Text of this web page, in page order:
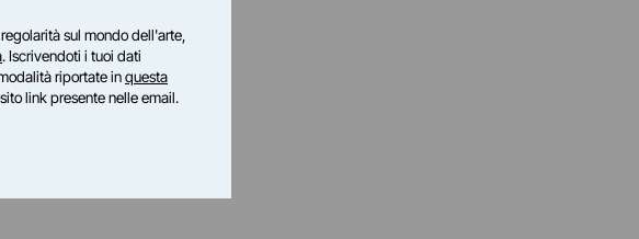
sul mondo dell'arte,
. Iscrivendoti i tuoi dati
riportate inquesta
link presente nelle email.